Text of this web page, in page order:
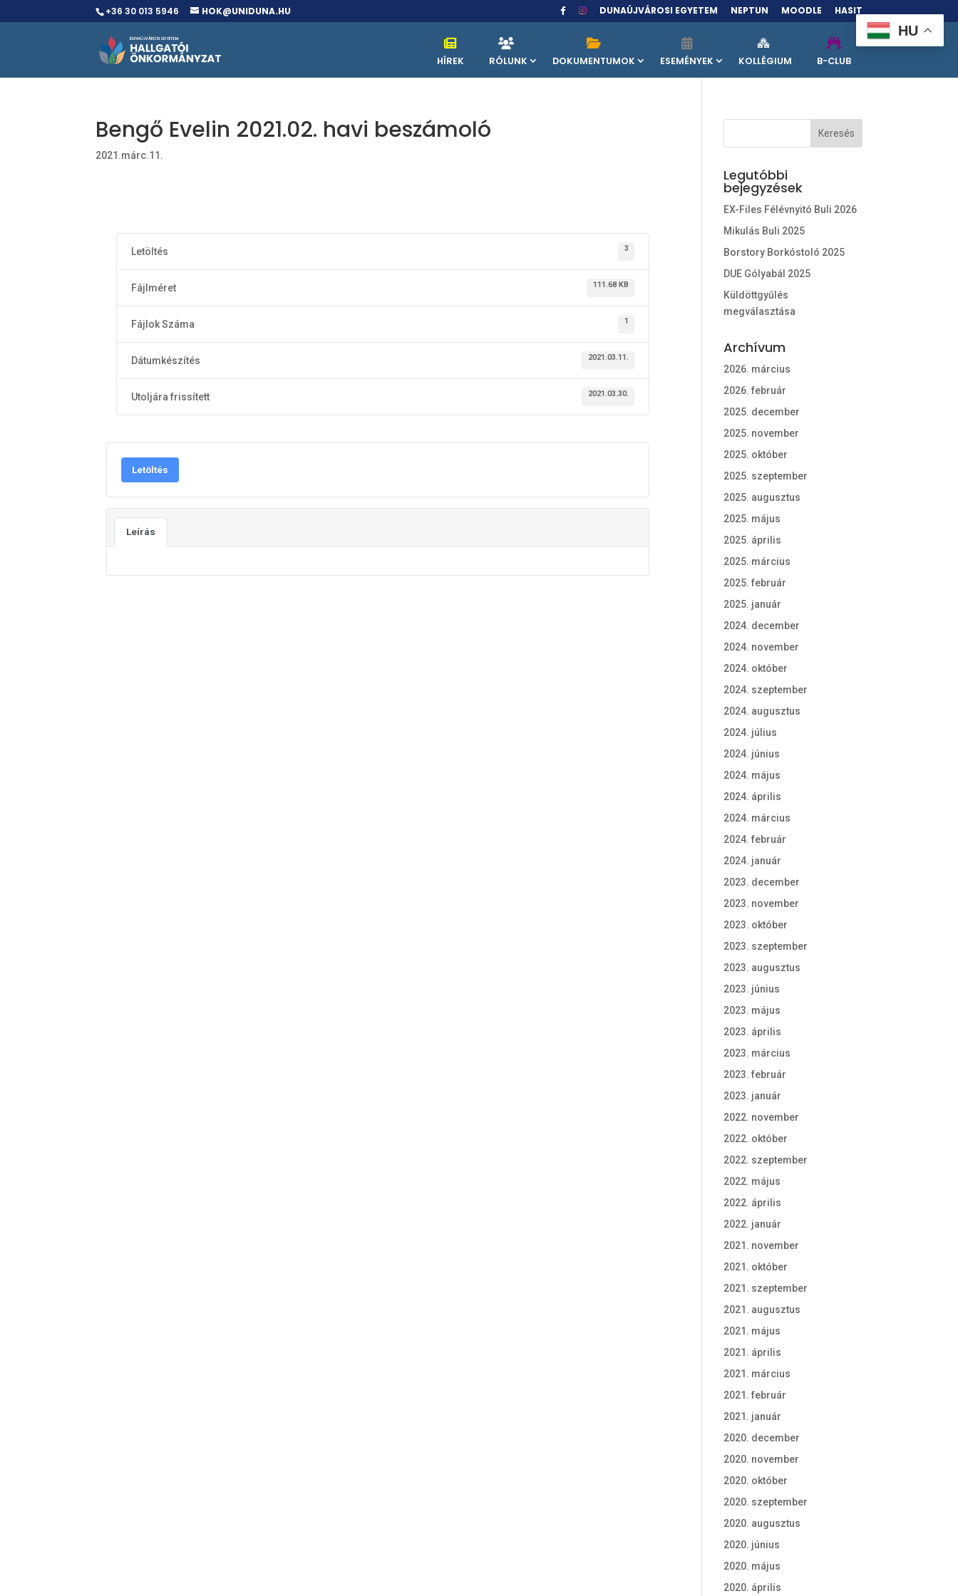
+36 30 013 5946 HOK@UNIDUNA.HU DUNAÚJVÁROSI EGYETEM NEPTUN MOODLE HASIT
HÍREK RÓLUNK DOKUMENTUMOK ESEMÉNYEK KOLLÉGIUM B-CLUB
Bengő Evelin 2021.02. havi beszámoló
2021.márc.11.
Letöltés 3
Fájlméret 111.68 KB
Fájlok Száma 1
Dátumkészítés 2021.03.11.
Utoljára frissített 2021.03.30.
Letöltés
Leírás
Legutóbbi
bejegyzések
EX-Files Félévnyitó Buli 2026
Mikulás Buli 2025
Borstory Borkóstoló 2025
DUE Gólyabál 2025
Küldöttgyűlés
megválasztása
Archívum
2026. március
2026. február
2025. december
2025. november
2025. október
2025. szeptember
2025. augusztus
2025. május
2025. április
2025. március
2025. február
2025. január
2024. december
2024. november
2024. október
2024. szeptember
2024. augusztus
2024. július
2024. június
2024. május
2024. április
2024. március
2024. február
2024. január
2023. december
2023. november
2023. október
2023. szeptember
2023. augusztus
2023. június
2023. május
2023. április
2023. március
2023. február
2023. január
2022. november
2022. október
2022. szeptember
2022. május
2022. április
2022. január
2021. november
2021. október
2021. szeptember
2021. augusztus
2021. május
2021. április
2021. március
2021. február
2021. január
2020. december
2020. november
2020. október
2020. szeptember
2020. augusztus
2020. június
2020. május
2020. április
HU